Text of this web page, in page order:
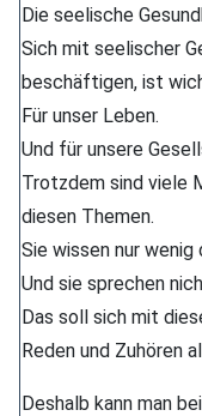
Die seelische
Sich mit seelischer
beschäftigen, ist
Für unser Leben.
Und für unsere
Trotzdem sind viele
diesen Themen.
Sie wissen nur wenig
Und sie sprechen
Das soll sich mit
Reden und Zuhören
Deshalb kann man